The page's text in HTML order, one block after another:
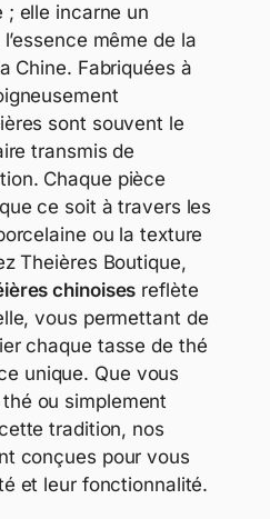
; elle incarne un
même de la
Chine. Fabriquées à
sont souvent le
transmis de
Chaque pièce
ce soit à travers les
ou la texture
Theières Boutique,
chinoises reflète
vous permettant de
chaque tasse de thé
unique. Que vous
ou simplement
tradition, nos
conçues pour vous
et leur fonctionnalité.